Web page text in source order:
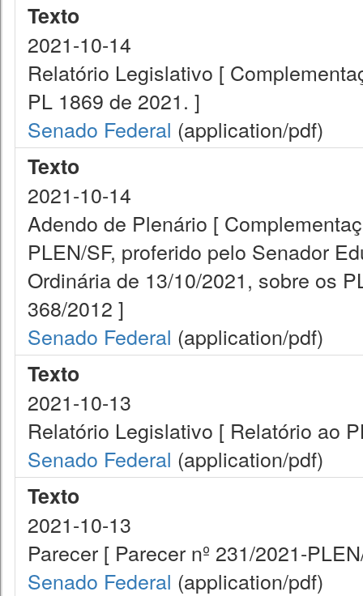
Texto
2021-10-14
Relatório Legislativo [
PL 1869 de 2021. ]
Senado Federal (application/pdf)
Texto
2021-10-14
Adendo de Plenário [
PLEN/SF, proferido pelo Senador
Ordinária de 13/10/2021, sobre os
368/2012 ]
Senado Federal (application/pdf)
Texto
2021-10-13
Relatório Legislativo [ Relatório ao
Senado Federal (application/pdf)
Texto
2021-10-13
Parecer [ Parecer nº 231/2021-
Senado Federal (application/pdf)